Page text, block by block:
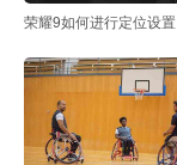
荣耀9如何进行定位设置